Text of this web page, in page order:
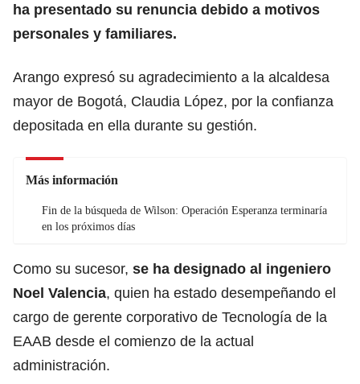
ha presentado su renuncia debido a motivos
personales y familiares.
Arango expresó su agradecimiento a la alcaldesa
mayor de Bogotá, Claudia López, por la confianza
depositada en ella durante su gestión.
Más información
Fin de la búsqueda de Wilson: Operación Esperanza terminaría
en los próximos días
Como su sucesor, se ha designado al ingeniero
Noel Valencia, quien ha estado desempeñando el
cargo de gerente corporativo de Tecnología de la
EAAB desde el comienzo de la actual
administración.